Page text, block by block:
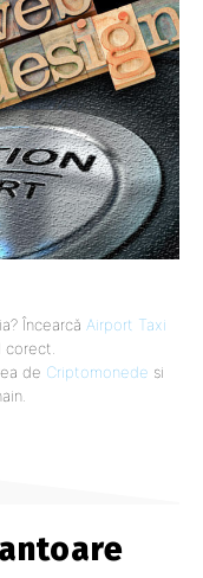
Încearcă Airport Taxi
corect.
de Criptomonede si